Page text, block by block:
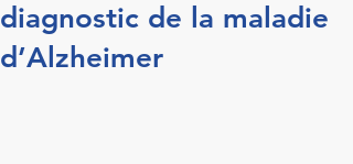
diagnostic de la maladie
d’Alzheimer